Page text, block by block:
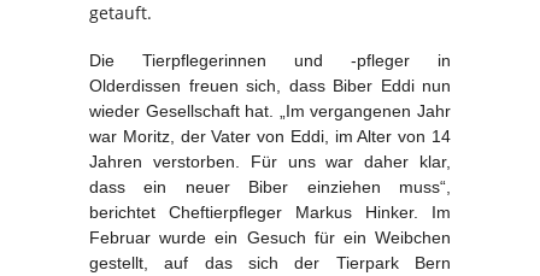
getauft.
Die Tierpflegerinnen und -pfleger in
Olderdissen freuen sich, dass Biber Eddi nun
wieder Gesellschaft hat. „Im vergangenen Jahr
war Moritz, der Vater von Eddi, im Alter von 14
Jahren verstorben. Für uns war daher klar,
dass ein neuer Biber einziehen muss“,
berichtet Cheftierpfleger Markus Hinker. Im
Februar wurde ein Gesuch für ein Weibchen
gestellt, auf das sich der Tierpark Bern